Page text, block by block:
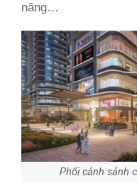
năng…
Phối cảnh sảnh